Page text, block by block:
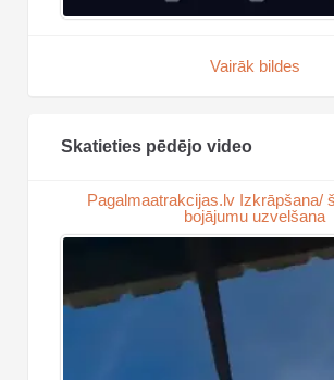
Vairāk bildes
Skatieties pēdējo video
Pagalmaatrakcijas.lv Izkrāpšana/
bojājumu uzvelšana